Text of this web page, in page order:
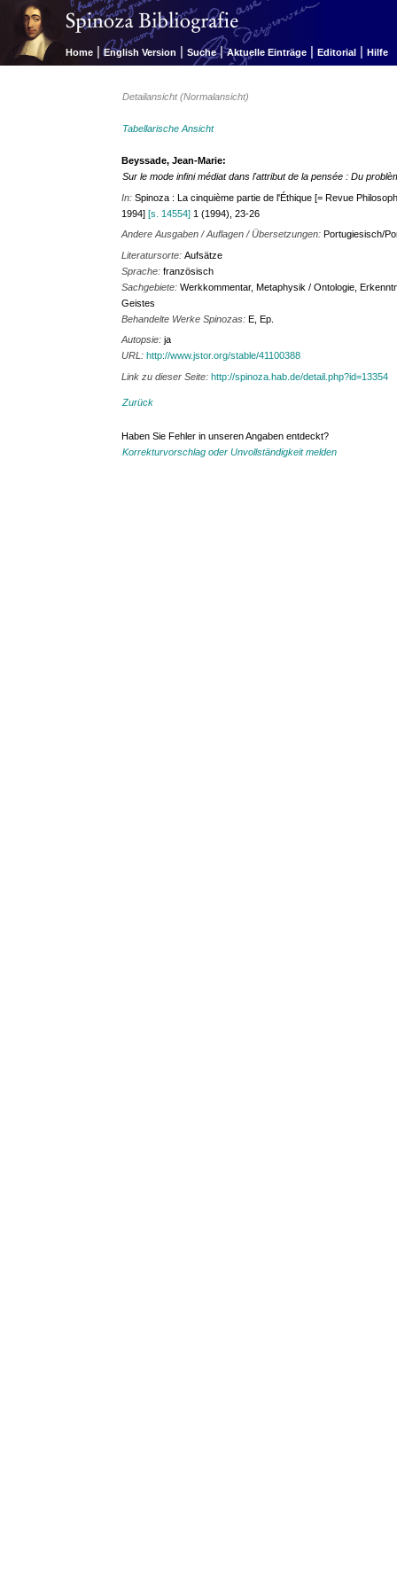
Home | English Version | Suche | Aktuelle Einträge | Editorial | Hilfe
Detailansicht (Normalansicht)
Tabellarische Ansicht
Beyssade, Jean-Marie:
Sur le mode infini médiat dans l'attribut de la pensée : Du
In:Spinoza : La cinquième partie de l'Éthique [= Revue
1994][s. 14554] 1 (1994), 23-26
Andere Ausgaben / Auflagen / Übersetzungen:Portugiesisch/
Literatursorte:Aufsätze
Sprache:französisch
Sachgebiete:Werkkommentar, Metaphysik / Ontologie,
Geistes
Behandelte Werke Spinozas:E, Ep.
Autopsie:ja
URL:http://www.jstor.org/stable/41100388
Link zu dieser Seite:http://spinoza.hab.de/detail.php?id=13354
Zurück
Haben Sie Fehler in unseren Angaben entdeckt?
Korrekturvorschlag oder Unvollständigkeit melden